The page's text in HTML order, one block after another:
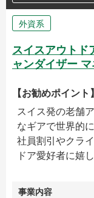
外資系
スイスアウトド
ャンダイザー
【お勧めポイント】
スイス発の老舗
なギアで世界的
社員割引やクラ
ドア愛好者に嬉
事業内容